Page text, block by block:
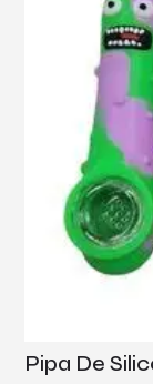
Pipa De